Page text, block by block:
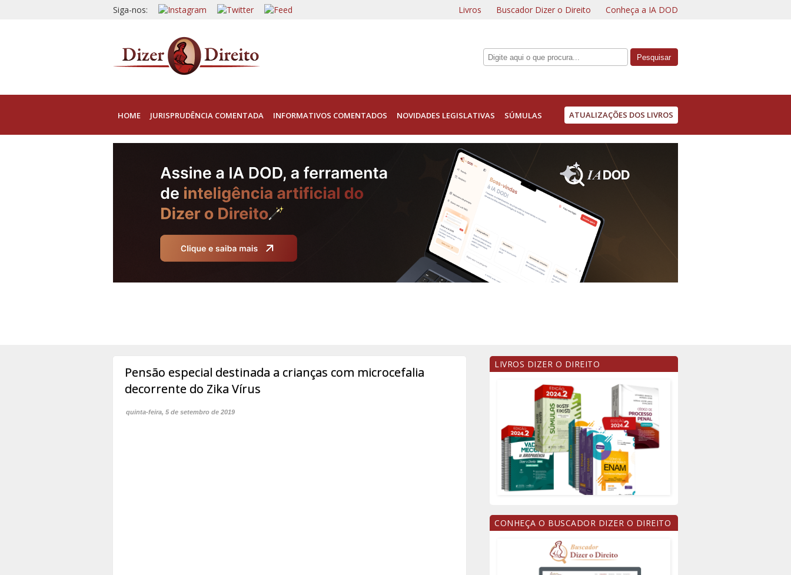
Siga-nos: Livros Buscador Dizer o Direito Conheça a IA DOD
HOME JURISPRUDÊNCIA COMENTADA INFORMATIVOS COMENTADOS NOVIDADES LEGISLATIVAS SÚMULAS ATUALIZAÇÕES DOS LIVROS
Pensão especial destinada a crianças com microcefalia
decorrente do Zika Vírus
quinta-feira, 5 de setembro de 2019
LIVROS DIZER O DIREITO
CONHEÇA O BUSCADOR DIZER O DIREITO